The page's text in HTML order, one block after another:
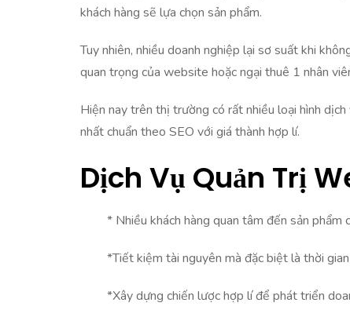
khách hàng sẽ lựa chọn sản phẩm.
Tuy nhiên, nhiều doanh nghiệp lại sơ suất khi
quan trọng của website hoặc ngại thuê 1 nhân
Hiện nay trên thị trường có rất nhiều loại hình
nhất chuẩn theo SEO với giá thành hợp lí.
Dịch Vụ Quản Trị
* Nhiều khách hàng quan tâm đến sản phẩm
*Tiết kiệm tài nguyên mà đặc biệt là thời
*Xây dựng chiến lược hợp lí để phát triển